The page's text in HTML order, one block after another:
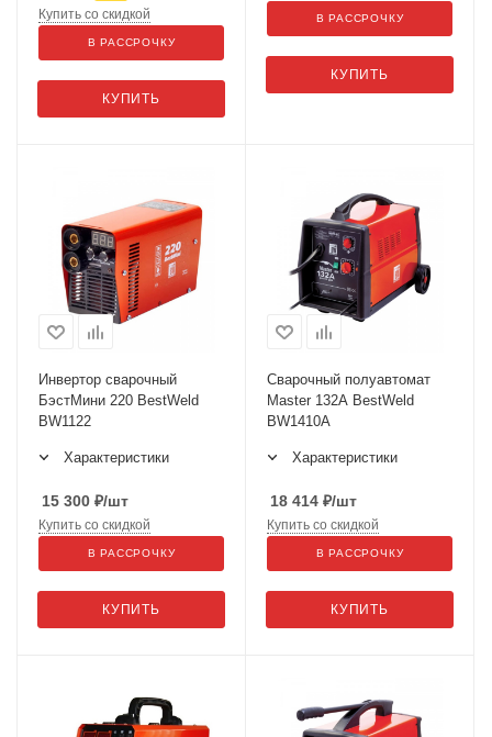
КУПИТЬ
Купить со скидкой
В РАССРОЧКУ
КУПИТЬ
В РАССРОЧКУ
Инвертор сварочный
БэстМини 220 BestWeld
BW1122
Характеристики
15 300 ₽/шт
КУПИТЬ
Купить со скидкой
В РАССРОЧКУ
Сварочный полуавтомат
Master 132A BestWeld
BW1410A
Характеристики
18 414 ₽/шт
КУПИТЬ
Купить со скидкой
В РАССРОЧКУ